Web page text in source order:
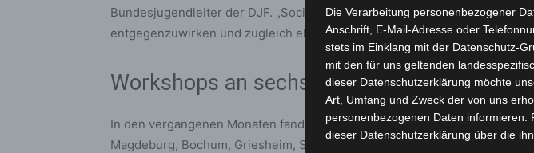
Bundesjugendleiter der DJF. „Social Media ist voller Fake-Content. Es
entgegenzuwirken und zugleich ehrenamtliches Engagement zu zeigen.“
Workshops an sechs Standorten
In den vergangenen Monaten fanden Workshops an Feuerwehr-
Magdeburg, Bochum, Griesheim, Schauenburg-Hoof und Brandenburg
Die Verarbeitung personenbezogener
Anschrift, E-Mail-Adresse oder
stets im Einklang mit der Datenschutz-
mit den für uns geltenden
dieser Datenschutzerklärung möchte
Art, Umfang und Zweck der von uns
personenbezogenen Daten
dieser Datenschutzerklärung über die